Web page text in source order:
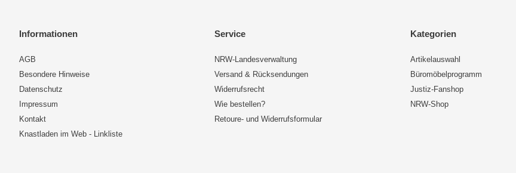
Informationen
AGB
Besondere Hinweise
Datenschutz
Impressum
Kontakt
Knastladen im Web - Linkliste
Service
NRW-Landesverwaltung
Versand & Rücksendungen
Widerrufsrecht
Wie bestellen?
Retoure- und Widerrufsformular
Kategorien
Artikelauswahl
Büromöbelprogramm
Justiz-Fanshop
NRW-Shop